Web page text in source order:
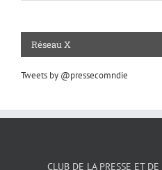
Réseau X
Tweets by @pressecomndie
CLUB DE LA PRESSE ET